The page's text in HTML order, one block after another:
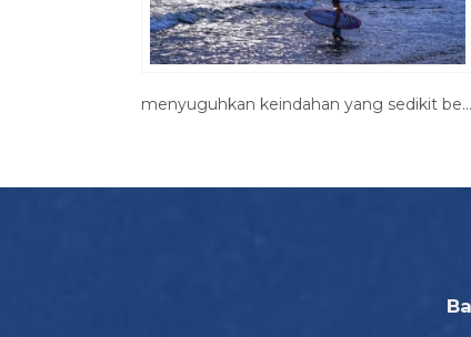
menyuguhkan keindahan yang sedikit be...